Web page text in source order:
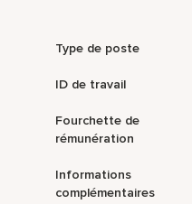
Type de poste
ID de travail
Fourchette de
rémunération
Informations
complémentaires